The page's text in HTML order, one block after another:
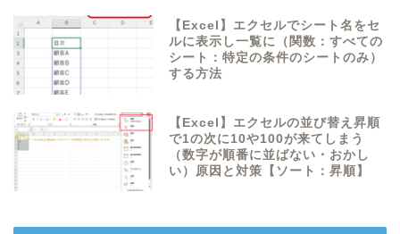
【Excel】エクセルでシート名をセ
ルに表示し一覧に（関数：すべての
シート：特定の条件のシートのみ）
する方法
【Excel】エクセルの並び替え昇順
で1の次に10や100が来てしまう
（数字が順番に並ばない・おかし
い）原因と対策【ソート：昇順】